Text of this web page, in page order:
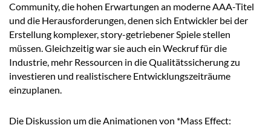
Community, die hohen Erwartungen an moderne AAA-Titel
und die Herausforderungen, denen sich Entwickler bei der
Erstellung komplexer, story-getriebener Spiele stellen
müssen. Gleichzeitig war sie auch ein Weckruf für die
Industrie, mehr Ressourcen in die Qualitätssicherung zu
investieren und realistischere Entwicklungszeiträume
einzuplanen.
Die Diskussion um die Animationen von *Mass Effect: